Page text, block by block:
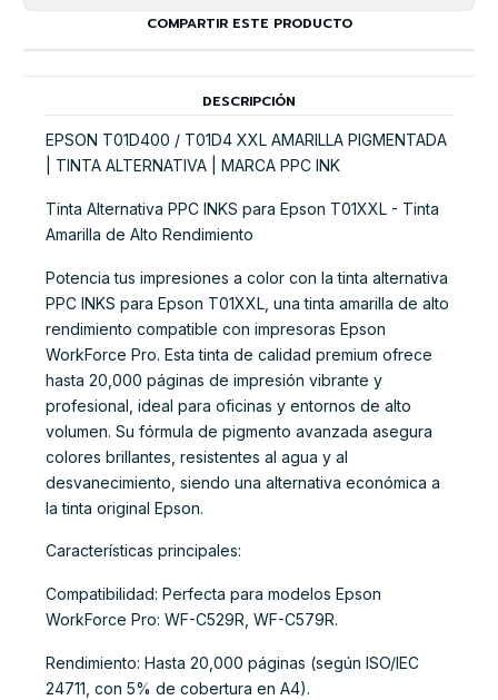
COMPARTIR ESTE PRODUCTO
DESCRIPCIÓN
EPSON T01D400 / T01D4 XXL AMARILLA PIGMENTADA
| TINTA ALTERNATIVA | MARCA PPC INK
Tinta Alternativa PPC INKS para Epson T01XXL - Tinta
Amarilla de Alto Rendimiento
Potencia tus impresiones a color con la tinta alternativa
PPC INKS para Epson T01XXL, una tinta amarilla de alto
rendimiento compatible con impresoras Epson
WorkForce Pro. Esta tinta de calidad premium ofrece
hasta 20,000 páginas de impresión vibrante y
profesional, ideal para oficinas y entornos de alto
volumen. Su fórmula de pigmento avanzada asegura
colores brillantes, resistentes al agua y al
desvanecimiento, siendo una alternativa económica a
la tinta original Epson.
Características principales:
Compatibilidad: Perfecta para modelos Epson
WorkForce Pro: WF-C529R, WF-C579R.
Rendimiento: Hasta 20,000 páginas (según ISO/IEC
24711, con 5% de cobertura en A4).